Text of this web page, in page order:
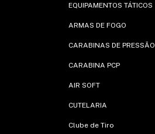
EQUIPAMENTOS TÁTICOS
ARMAS DE FOGO
CARABINAS DE PRESSÃO
CARABINA PCP
AIR SOFT
CUTELARIA
Clube de Tiro